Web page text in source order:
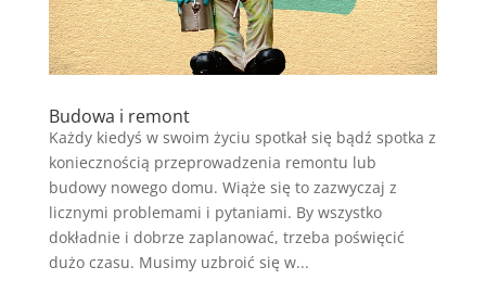
Budowa i remont
Każdy kiedyś w swoim życiu spotkał się bądź spotka z
koniecznością przeprowadzenia remontu lub
budowy nowego domu. Wiąże się to zazwyczaj z
licznymi problemami i pytaniami. By wszystko
dokładnie i dobrze zaplanować, trzeba poświęcić
dużo czasu. Musimy uzbroić się w...